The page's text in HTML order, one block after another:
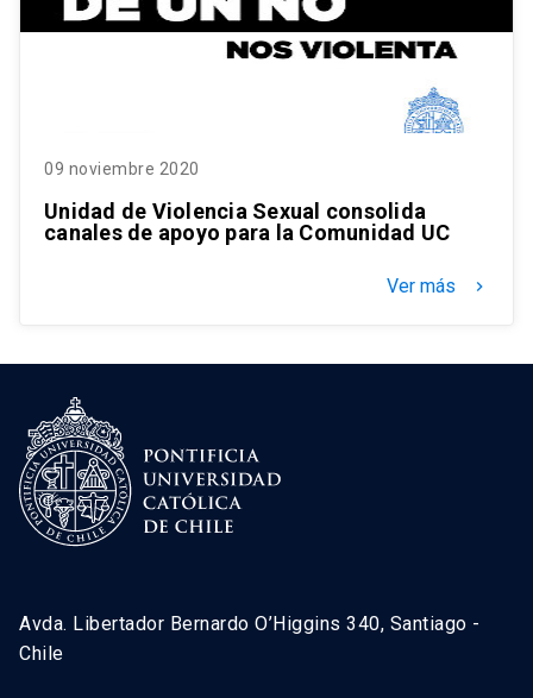
09 noviembre 2020
Unidad de Violencia Sexual consolida
canales de apoyo para la Comunidad UC
Ver más keyboard_arrow_right
Avda. Libertador Bernardo O’Higgins 340, Santiago -
Chile